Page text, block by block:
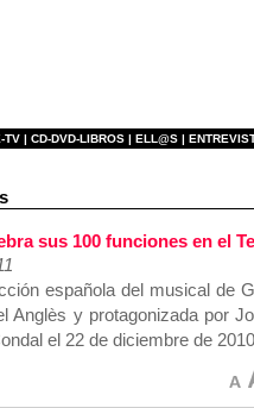
TV | CD-DVD-LIBROS | ELL@S |
sus 100 funciones en el
española del musical de
Anglès y protagonizada por
el 22 de diciembre de